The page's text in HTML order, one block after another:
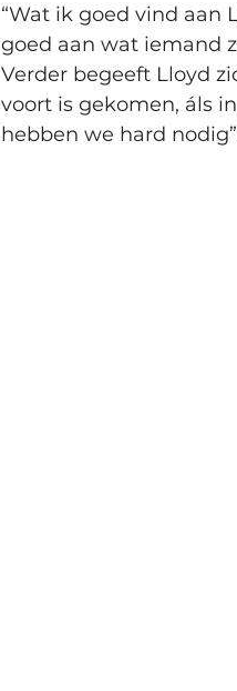
“Wat ik goed vind aan
goed aan wat iemand
Verder begeeft Lloyd
voort is gekomen, áls
hebben we hard